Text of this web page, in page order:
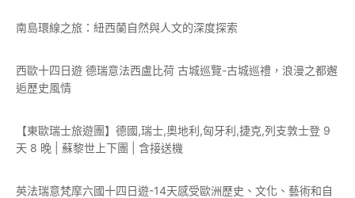
南島環線之旅：紐西蘭自然與人文的深度探索
西歐十四日遊 德瑞意法西盧比荷 古城巡覽-古城巡禮，浪漫之都邂
逅歷史風情
【東歐瑞士旅遊團】德國,瑞士,奧地利,匈牙利,捷克,列支敦士登 9
天 8 晚 | 蘇黎世上下團 | 含接送機
英法瑞意梵摩六國十四日遊-14天感受歐洲歷史、文化、藝術和自